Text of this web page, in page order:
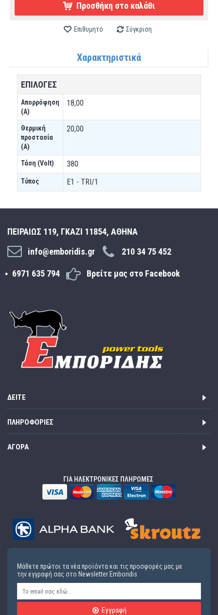
Προσθήκη στο καλάθι
Επιθυμητό Σύγκριση
Χαρακτηριστικά
ΕΠΙΛΟΓΕΣ
Απορρόφηση
(A)
18,00
Θερμική
προστασία
(A)
20,00
Τάση (Volt) 380
Τύπoς E1 - TRI/1
ΠΕΙΡΑΙΩΣ 119, ΓΚΑΖΙ 11854, ΑΘΗΝΑ
info@emboridis.gr
210 34 75 452
6971 635 794 Βρείτε μας στο Facebook
ΔΕΊΤΕ
ΠΛΗΡΟΦΟΡΊΕΣ
ΑΓΟΡΆ
ΓΙΑ ΗΛΕΚΤΡΟΝΙΚΕΣ ΠΛΗΡΩΜΕΣ
Μάθετε πρώτοι τα νέα προϊόντα και τις προσφορές μας με
την εγγραφή σας στο Newsletter Emboridis
Εγγραφή